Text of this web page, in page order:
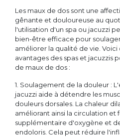
Les maux de dos sont une
gênante et douloureuse au
l'utilisation d'un spa ou jacuzzi
bien-être efficace pour
améliorer la qualité de vie. Voici
avantages des spas et jacuzzis
de maux de dos :
1. Soulagement de la douleur :
jacuzzi aide à détendre les
douleurs dorsales. La chaleur
améliorant ainsi la circulation et
supplémentaire d'oxygène et
endoloris. Cela peut réduire